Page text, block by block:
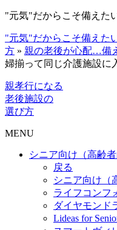
"元気"だからこそ備えた
"元気"だからこそ備えた
方 » 親の老後が心配…備
婦揃って同じ介護施設に
親孝行になる
老後施設の
選び方
MENU
シニア向け（高齢
戻る
シニア向け（
ライフコンフ
ダイヤモンド
Lideas for